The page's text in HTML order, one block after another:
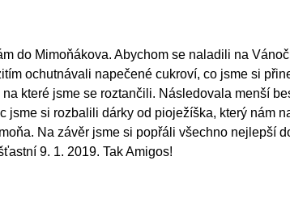
do Mimoňákova. Abychom se naladili na
ochutnávali napečené cukroví, co jsme si
které jsme se roztančili. Následovala menší
si rozbalili dárky od pioježíška, který nám
Na závěr jsme si popřáli všechno nejlepší
9. 1. 2019. Tak Amigos!